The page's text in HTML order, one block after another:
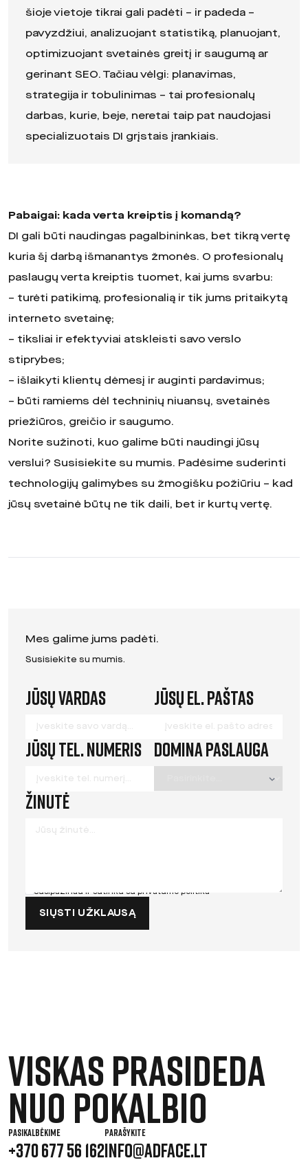
šioje vietoje tikrai gali padėti – ir padeda –
pavyzdžiui, analizuojant statistiką, planuojant,
optimizuojant svetainės greitį ir saugumą ar
gerinant SEO. Tačiau vėlgi: planavimas,
strategija ir tobulinimas – tai profesionalų
darbas, kurie, beje, neretai taip pat naudojasi
specializuotais DI grįstais įrankiais.
Pabaigai: kada verta kreiptis į komandą?
DI gali būti naudingas pagalbininkas, bet tikrą vertę
kuria šį darbą išmanantys žmonės. O profesionalų
paslaugų verta kreiptis tuomet, kai jums svarbu:
– turėti patikimą, profesionalią ir tik jums pritaikytą
interneto svetainę;
– tiksliai ir efektyviai atskleisti savo verslo
stiprybes;
– išlaikyti klientų dėmesį ir auginti pardavimus;
– būti ramiems dėl techninių niuansų, svetainės
priežiūros, greičio ir saugumo.
Norite sužinoti, kuo galime būti naudingi jūsų
verslui? Susisiekite su mumis. Padėsime suderinti
technologijų galimybes su žmogišku požiūriu – kad
jūsų svetainė būtų ne tik daili, bet ir kurtų vertę.
Mes galime jums padėti.
Susisiekite su mumis.
Leave
field
blank
Jūsų vardas Jūsų el. paštas
Jūsų tel. numeris Domina paslauga
Žinutė
Susipažinau ir sutinku su privatumo politika
SIŲSTI UŽKLAUSĄ
Viskas prasideda
nuo pokalbio
PASIKALBĖKIME
+370 677 56 162
PARAŠYKITE
INFO@ADFACE.LT